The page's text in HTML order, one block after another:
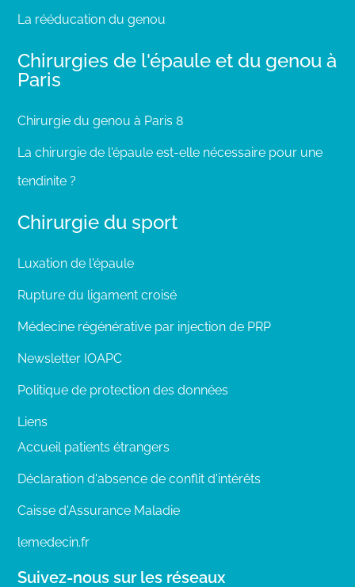
La rééducation du genou
Chirurgies de l'épaule et du genou à
Paris
Chirurgie du genou à Paris 8
La chirurgie de l'épaule est-elle nécessaire pour une
tendinite ?
Chirurgie du sport
Luxation de l'épaule
Rupture du ligament croisé
Médecine régénérative par injection de PRP
Newsletter IOAPC
Politique de protection des données
Liens
Accueil patients étrangers
Déclaration d'absence de conflit d'intérêts
Caisse d'Assurance Maladie
lemedecin.fr
Suivez-nous sur les réseaux